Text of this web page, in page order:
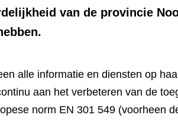
van de provincie
alle informatie en diensten op
aan het verbeteren van de
norm EN 301 549 (voorheen